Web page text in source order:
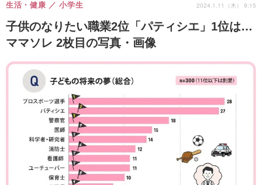
子供のなりたい職業2位「パティシエ」1位は…
ママソレ 2枚目の写真・画像
生活・健康 小学生 2024.1.11（木） 9:15